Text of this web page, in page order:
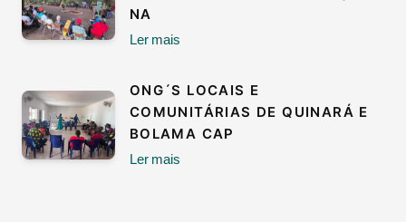
NA
Ler mais
ONG´S LOCAIS E
COMUNITÁRIAS DE QUINARÁ E
BOLAMA CAP
Ler mais